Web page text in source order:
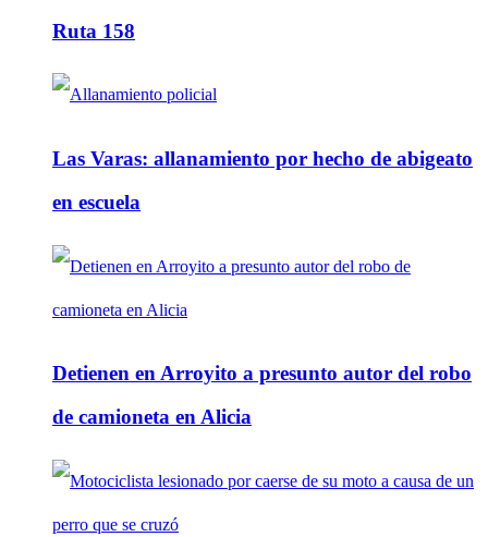
Ruta 158
Las Varas: allanamiento por hecho de abigeato
en escuela
Detienen en Arroyito a presunto autor del robo
de camioneta en Alicia